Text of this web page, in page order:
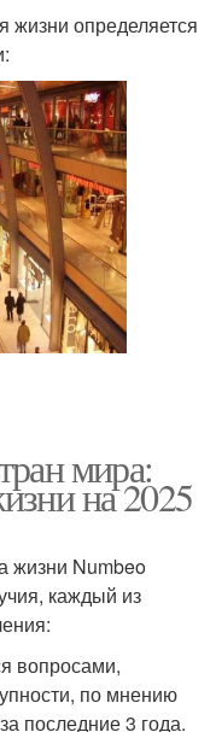
жизни определяется
мира:
на 2025
жизни Numbeo
каждый из
вопросами,
по мнению
последние 3 года.